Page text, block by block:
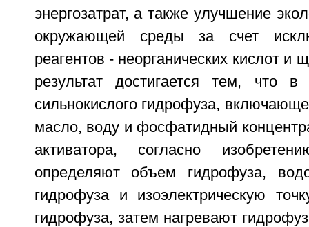
энергозатрат, а также улучшение
окружающей среды за счет
реагентов - неорганических кислот и
результат достигается тем, что в
сильнокислого гидрофуза,
масло, воду и фосфатидный
активатора, согласно
определяют объем гидрофуза,
гидрофуза и изоэлектрическую
гидрофуза, затем нагревают